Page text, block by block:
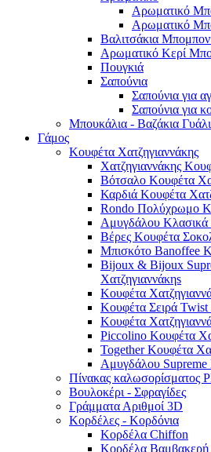
Αρωματικό
Αρωματικό
Βαλιτσάκια
Αρωματικό Κερί
Πουγκιά
Σαπούνια
Σαπούνια για
Σαπούνια για
Μπουκάλια - Βαζάκια
Γάμος
Κουφέτα Χατζηγιαννάκης
Χατζηγιαννάκης
Βότσαλο Κουφέτα
Καρδιά Κουφέτα
Rondo Πολύχρωμο
Αμυγδάλου Κλασικά
Βέρες Κουφέτα
Μπισκότο Banoffee
Bijoux & Bijoux
Χατζηγιαννάκηs
Κουφέτα
Κουφέτα Σειρά Twist
Κουφέτα
Piccolino Κουφέτα
Together Κουφέτα
Αμυγδάλου Supreme
Πίνακας καλωσορίσματος
Βουλοκέρι - Σφραγίδες
Γράμματα Αριθμοί 3D
Κορδέλες - Κορδόνια
Κορδέλα Chiffon
Κορδέλα Βαμβακερή